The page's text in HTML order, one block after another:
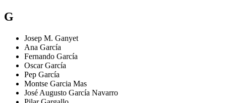
G
Josep M. Ganyet
Ana García
Fernando García
Oscar García
Pep García
Montse Garcia Mas
José Augusto García Navarro